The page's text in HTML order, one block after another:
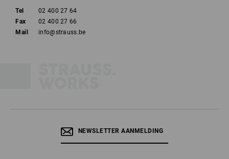
Tel
02 400 27 64
Fax
02 400 27 66
Mail
info@strauss.be
NEWSLETTER AANMELDING